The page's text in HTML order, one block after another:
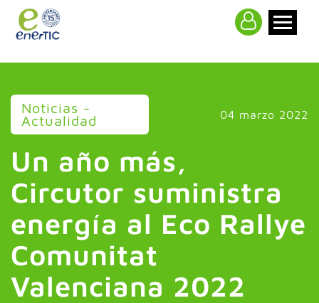
Noticias -
Actualidad 04 marzo 2022
Un año más,
Circutor suministra
energía al Eco Rallye
Comunitat
Valenciana 2022